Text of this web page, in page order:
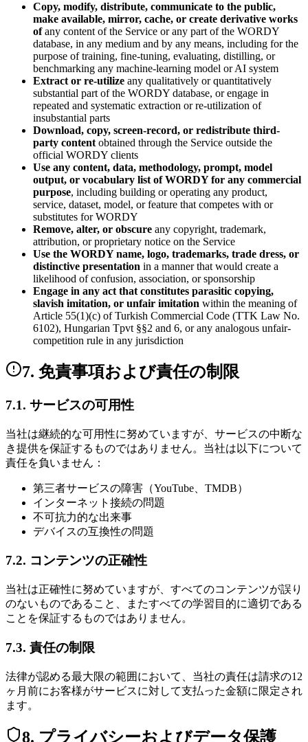
Copy, modify, distribute, communicate to the public,
make available, mirror, cache, or create derivative works
ofany content of the Service or any part of the WORDY
database, in any medium and by any means, including for the
purpose of training, fine-tuning, evaluating, distilling, or
benchmarking any machine-learning model or AI system
Extract or re-utilize any qualitatively or quantitatively
substantial part of the WORDY database, or engage in
repeated and systematic extraction or re-utilization of
insubstantial parts
Download, copy, screen-record, or redistribute third-
party content obtained through the Service outside the
official WORDY clients
Use any content, data, methodology, prompt, model
output, or vocabulary list of WORDY for any commercial
purpose, including building or operating any product,
service, dataset, model, or feature that competes with or
substitutes for WORDY
Remove, alter, or obscure any copyright, trademark,
attribution, or proprietary notice on the Service
Use the WORDY name, logo, trademarks, trade dress, or
distinctive presentation in a manner that would create a
likelihood of confusion, association, or sponsorship
Engage in any act that constitutes parasitic copying,
slavish imitation, or unfair imitation within the meaning of
Article 55(1)(c) of Turkish Commercial Code (TTK Law No.
6102), Hungarian Tpvt §§2 and 6, or any analogous unfair-
competition rule in any jurisdiction
7. 免責事項および責任の制限
7.1. サービスの可用性
当社は継続的な可用性に努めていますが、サービスの中断な
き提供を保証するものではありません。当社は以下について
責任を負いません：
第三者サービスの障害（YouTube、TMDB）
インターネット接続の問題
不可抗力的な出来事
デバイスの互換性の問題
7.2. コンテンツの正確性
当社は正確性に努めていますが、すべてのコンテンツが誤り
のないものであること、またすべての学習目的に適切である
ことを保証するものではありません。
7.3. 責任の制限
法律が認める最大限の範囲において、当社の責任は請求の12
ヶ月前にお客様がサービスに対して支払った金額に限定され
ます。
8. プライバシーおよびデータ保護